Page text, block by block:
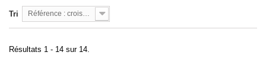
Tri Référence : croissante
Résultats 1 - 14 sur 14.